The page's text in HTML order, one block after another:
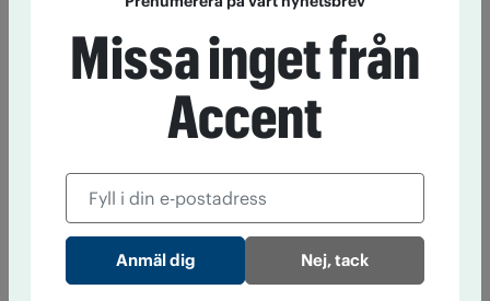
Missa inget från
Accent
Nej, tack